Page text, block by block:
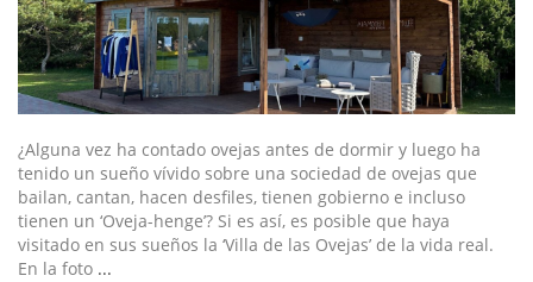
¿Alguna vez ha contado ovejas antes de dormir y luego ha
tenido un sueño vívido sobre una sociedad de ovejas que
bailan, cantan, hacen desfiles, tienen gobierno e incluso
tienen un ‘Oveja-henge’? Si es así, es posible que haya
visitado en sus sueños la ‘Villa de las Ovejas’ de la vida real.
En la foto ...